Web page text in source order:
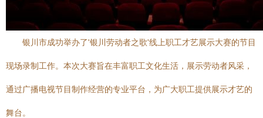
银川市成功举办了'银川劳动者之歌'线上职工才艺展示大赛的节目
现场录制工作。本次大赛旨在丰富职工文化生活，展示劳动者风采，
通过广播电视节目制作经营的专业平台，为广大职工提供展示才艺的
舞台。